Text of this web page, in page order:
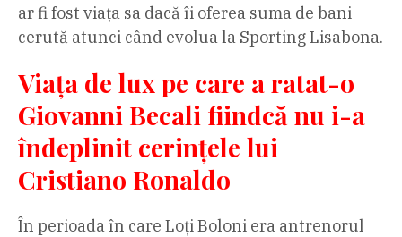
ar fi fost viața sa dacă îi oferea suma de bani
cerută atunci când evolua la Sporting Lisabona.
Viața de lux pe care a ratat-o
Giovanni Becali fiindcă nu i-a
îndeplinit cerințele lui
Cristiano Ronaldo
În perioada în care Loți Boloni era antrenorul